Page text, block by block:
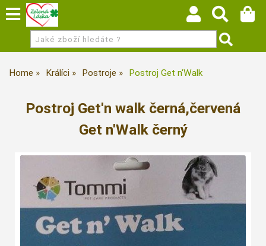
Home Králíci Postroje Postroj Get n'Walk
Postroj Get'n walk černá,červená
Get n'Walk černý